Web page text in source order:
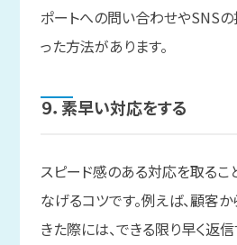
ポートへの問い合わせやSNS
った方法があります。
９． 素早い対応をする
スピード感のある対応を取るこ
なげるコツです。例えば、顧客
きた際には、できる限り早く返